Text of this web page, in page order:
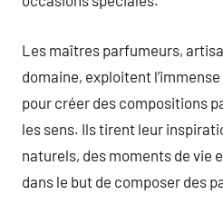
Les maîtres parfumeurs,
domaine, exploitent
pour créer des compositions
les sens. Ils tirent leur
naturels, des moments de vie
dans le but de composer des